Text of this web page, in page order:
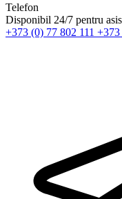
Telefon
Disponibil 24/7 pentru
+373 (0) 77 802 111 +373